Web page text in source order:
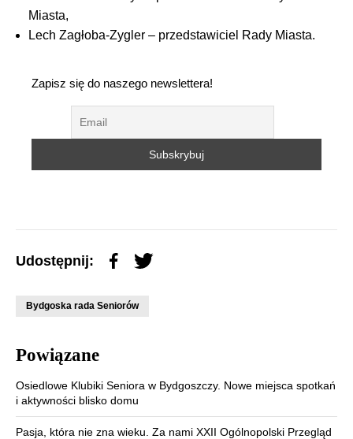
Miasta,
Lech Zagłoba-Zygler – przedstawiciel Rady Miasta.
Zapisz się do naszego newslettera!
Udostępnij:
Bydgoska rada Seniorów
Powiązane
Osiedlowe Klubiki Seniora w Bydgoszczy. Nowe miejsca spotkań
i aktywności blisko domu
Pasja, która nie zna wieku. Za nami XXII Ogólnopolski Przegląd